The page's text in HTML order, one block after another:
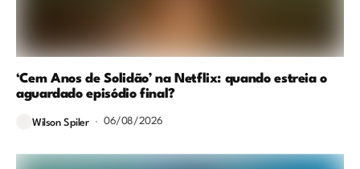
‘Cem Anos de Solidão’ na Netflix: quando estreia o
aguardado episódio final?
Wilson Spiler 06/08/2026